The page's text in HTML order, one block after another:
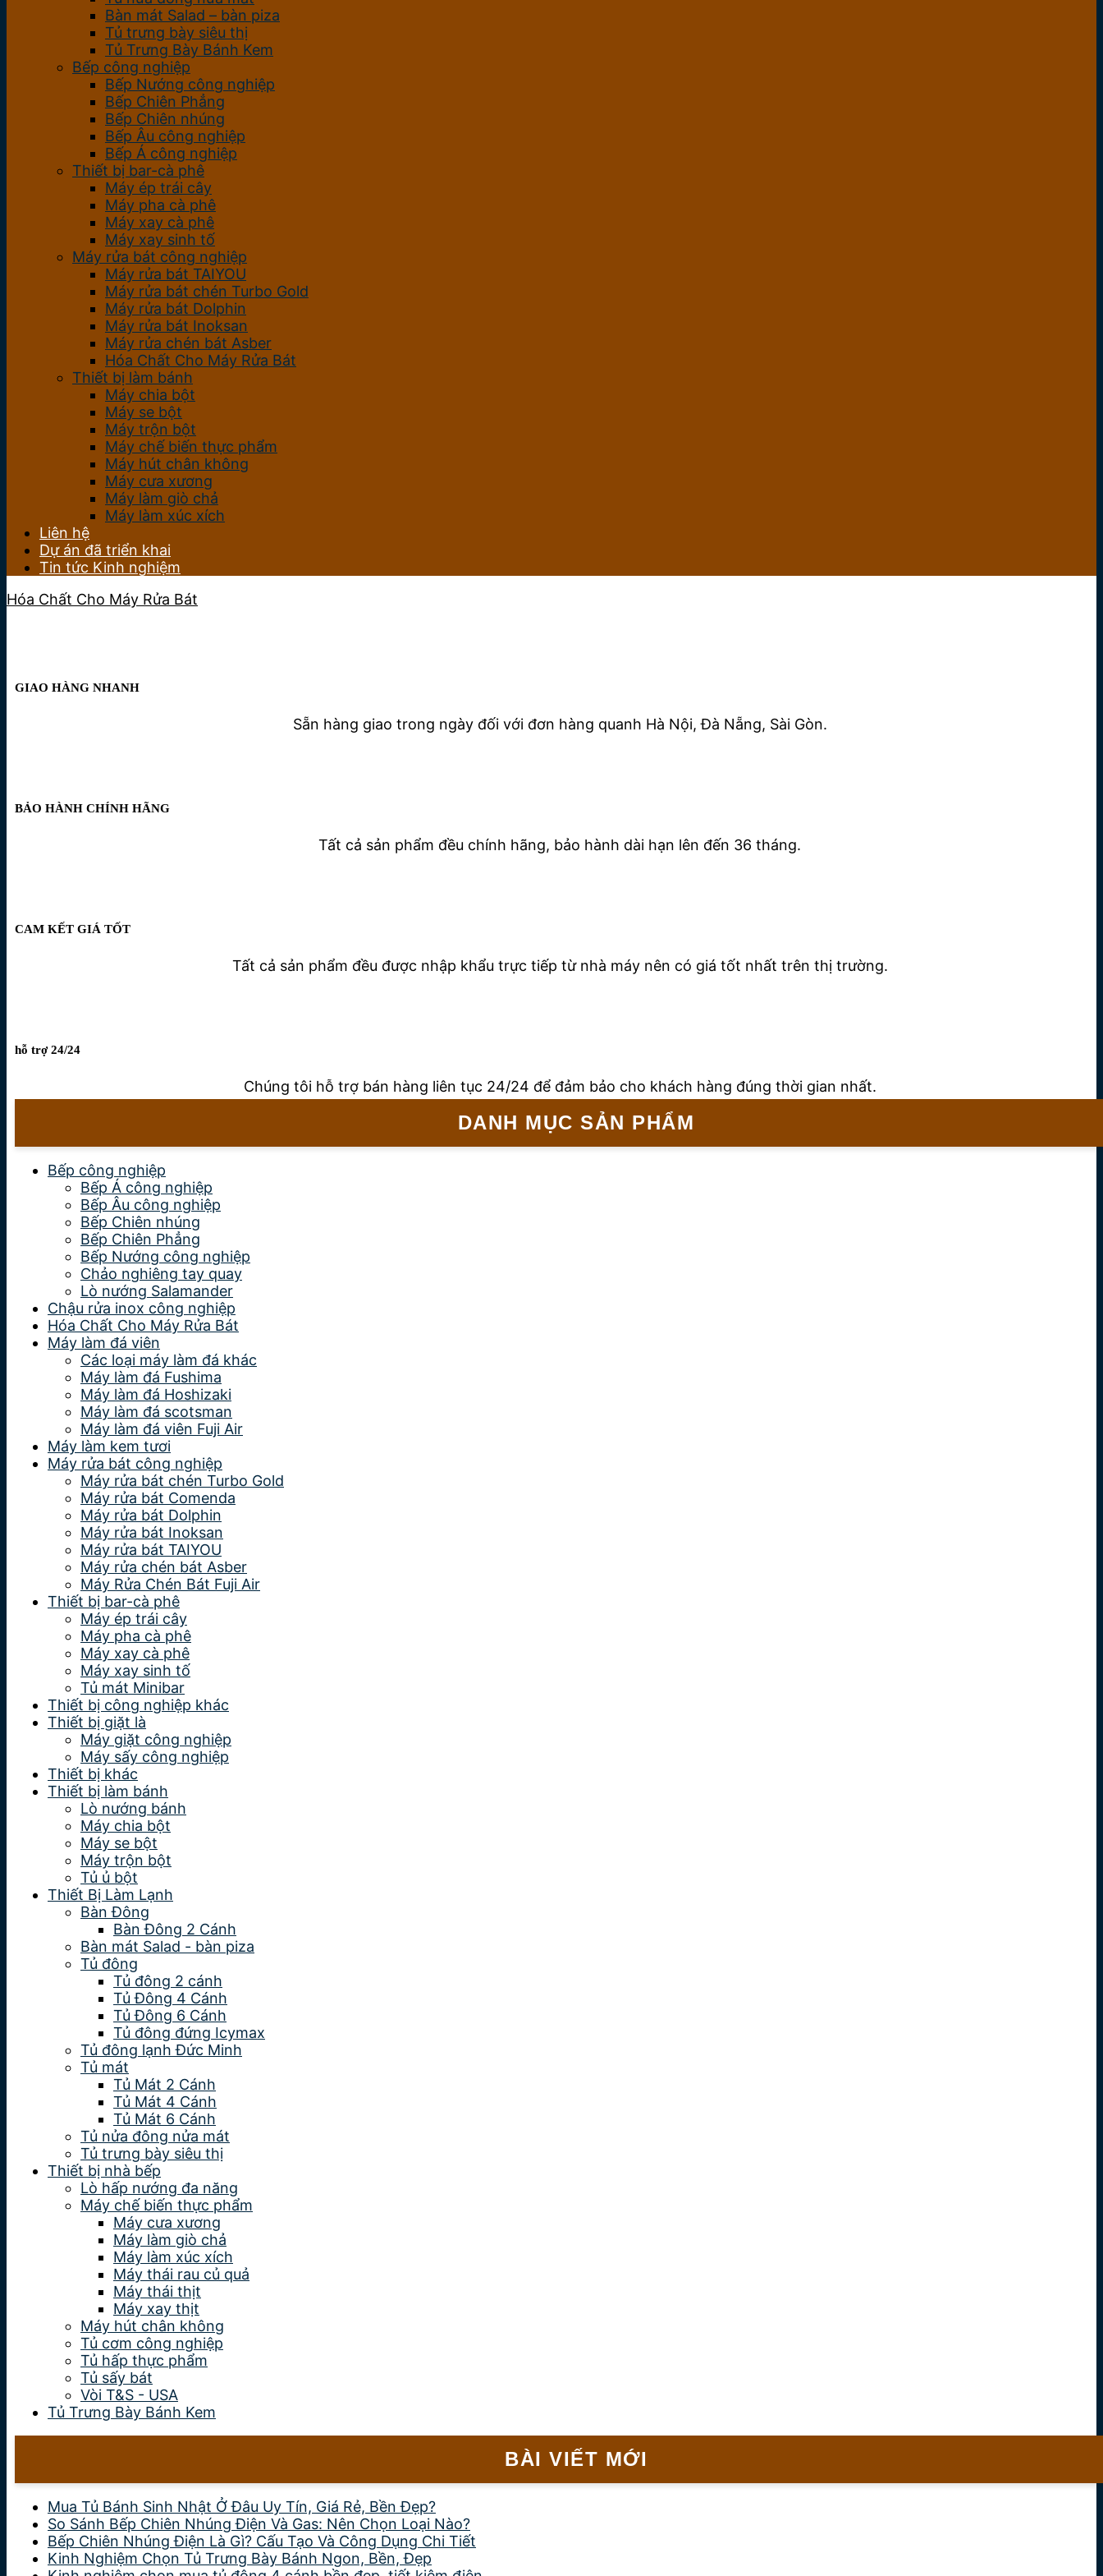
Bàn mát Salad – bàn piza
Tủ trưng bày siêu thị
Tủ Trưng Bày Bánh Kem
Bếp công nghiệp
Bếp Nướng công nghiệp
Bếp Chiên Phẳng
Bếp Chiên nhúng
Bếp Âu công nghiệp
Bếp Á công nghiệp
Thiết bị bar-cà phê
Máy ép trái cây
Máy pha cà phê
Máy xay cà phê
Máy xay sinh tố
Máy rửa bát công nghiệp
Máy rửa bát TAIYOU
Máy rửa bát chén Turbo Gold
Máy rửa bát Dolphin
Máy rửa bát Inoksan
Máy rửa chén bát Asber
Hóa Chất Cho Máy Rửa Bát
Thiết bị làm bánh
Máy chia bột
Máy se bột
Máy trộn bột
Máy chế biến thực phẩm
Máy hút chân không
Máy cưa xương
Máy làm giò chả
Máy làm xúc xích
Liên hệ
Dự án đã triển khai
Tin tức Kinh nghiệm
Hóa Chất Cho Máy Rửa Bát
GIAO HÀNG NHANH
Sẵn hàng giao trong ngày đối với đơn hàng quanh Hà Nội, Đà Nẵng, Sài Gòn.
BẢO HÀNH CHÍNH HÃNG
Tất cả sản phẩm đều chính hãng, bảo hành dài hạn lên đến 36 tháng.
CAM KẾT GIÁ TỐT
Tất cả sản phẩm đều được nhập khẩu trực tiếp từ nhà máy nên có giá tốt nhất trên thị trường.
hỗ trợ 24/24
Chúng tôi hỗ trợ bán hàng liên tục 24/24 để đảm bảo cho khách hàng đúng thời gian nhất.
DANH MỤC SẢN PHẨM
Bếp công nghiệp
Bếp Á công nghiệp
Bếp Âu công nghiệp
Bếp Chiên nhúng
Bếp Chiên Phẳng
Bếp Nướng công nghiệp
Chảo nghiêng tay quay
Lò nướng Salamander
Chậu rửa inox công nghiệp
Hóa Chất Cho Máy Rửa Bát
Máy làm đá viên
Các loại máy làm đá khác
Máy làm đá Fushima
Máy làm đá Hoshizaki
Máy làm đá scotsman
Máy làm đá viên Fuji Air
Máy làm kem tươi
Máy rửa bát công nghiệp
Máy rửa bát chén Turbo Gold
Máy rửa bát Comenda
Máy rửa bát Dolphin
Máy rửa bát Inoksan
Máy rửa bát TAIYOU
Máy rửa chén bát Asber
Máy Rửa Chén Bát Fuji Air
Thiết bị bar-cà phê
Máy ép trái cây
Máy pha cà phê
Máy xay cà phê
Máy xay sinh tố
Tủ mát Minibar
Thiết bị công nghiệp khác
Thiết bị giặt là
Máy giặt công nghiệp
Máy sấy công nghiệp
Thiết bị khác
Thiết bị làm bánh
Lò nướng bánh
Máy chia bột
Máy se bột
Máy trộn bột
Tủ ủ bột
Thiết Bị Làm Lạnh
Bàn Đông
Bàn Đông 2 Cánh
Bàn mát Salad - bàn piza
Tủ đông
Tủ đông 2 cánh
Tủ Đông 4 Cánh
Tủ Đông 6 Cánh
Tủ đông đứng Icymax
Tủ đông lạnh Đức Minh
Tủ mát
Tủ Mát 2 Cánh
Tủ Mát 4 Cánh
Tủ Mát 6 Cánh
Tủ nửa đông nửa mát
Tủ trưng bày siêu thị
Thiết bị nhà bếp
Lò hấp nướng đa năng
Máy chế biến thực phẩm
Máy cưa xương
Máy làm giò chả
Máy làm xúc xích
Máy thái rau củ quả
Máy thái thịt
Máy xay thịt
Máy hút chân không
Tủ cơm công nghiệp
Tủ hấp thực phẩm
Tủ sấy bát
Vòi T&S - USA
Tủ Trưng Bày Bánh Kem
BÀI VIẾT MỚI
Mua Tủ Bánh Sinh Nhật Ở Đâu Uy Tín, Giá Rẻ, Bền Đẹp?
So Sánh Bếp Chiên Nhúng Điện Và Gas: Nên Chọn Loại Nào?
Bếp Chiên Nhúng Điện Là Gì? Cấu Tạo Và Công Dụng Chi Tiết
Kinh Nghiệm Chọn Tủ Trưng Bày Bánh Ngon, Bền, Đẹp